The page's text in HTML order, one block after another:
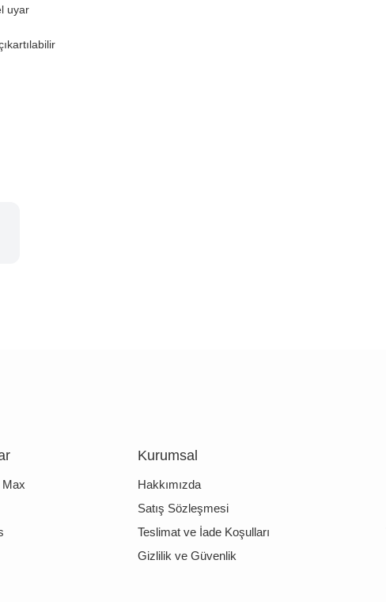
uyar
Max
Kurumsal
Hakkımızda
Satış Sözleşmesi
Teslimat ve İade Koşulları
Gizlilik ve Güvenlik